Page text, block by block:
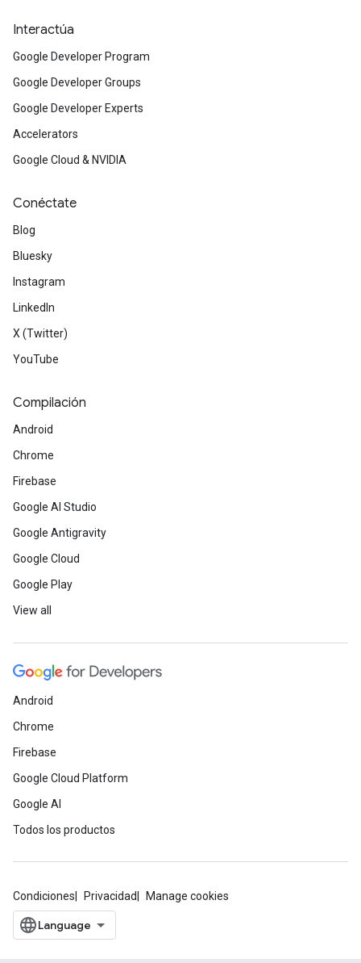
Interactúa
Google Developer Program
Google Developer Groups
Google Developer Experts
Accelerators
Google Cloud & NVIDIA
Conéctate
Blog
Bluesky
Instagram
LinkedIn
X (Twitter)
YouTube
Compilación
Android
Chrome
Firebase
Google AI Studio
Google Antigravity
Google Cloud
Google Play
View all
Android
Chrome
Firebase
Google Cloud Platform
Google AI
Todos los productos
Condiciones Privacidad Manage cookies